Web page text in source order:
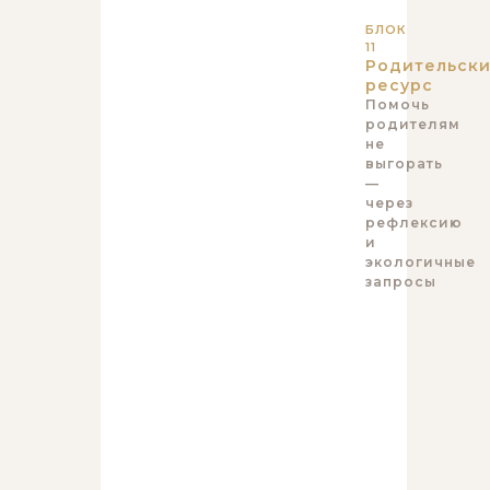
БЛОК
11
ресурс
Помочь
родителям
не
выгорать
—
через
рефлексию
и
экологичные
запросы